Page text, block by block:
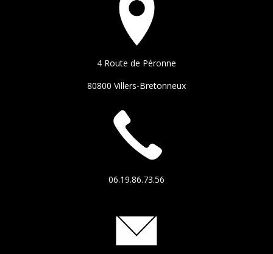
4 Route de Péronne
80800 Villers-Bretonneux
06.19.86.73.56